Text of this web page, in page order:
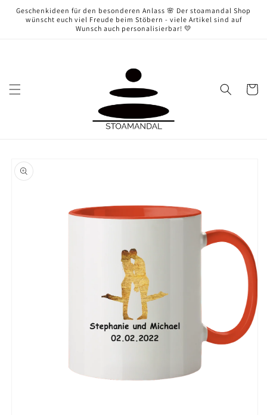
zum
Inhalt
Geschenkideen für den besonderen Anlass 🌸 Der stoamandal Shop
wünscht euch viel Freude beim Stöbern - viele Artikel sind auf
Wunsch auch personalisierbar! 💛